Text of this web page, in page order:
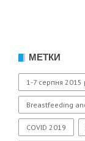
МЕТКИ
1-7 серпня 2015
Breastfeeding
COVID 2019